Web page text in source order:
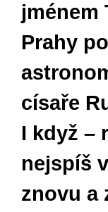
jménem
Prahy
císaře
I když –
nejspíš
znovu a